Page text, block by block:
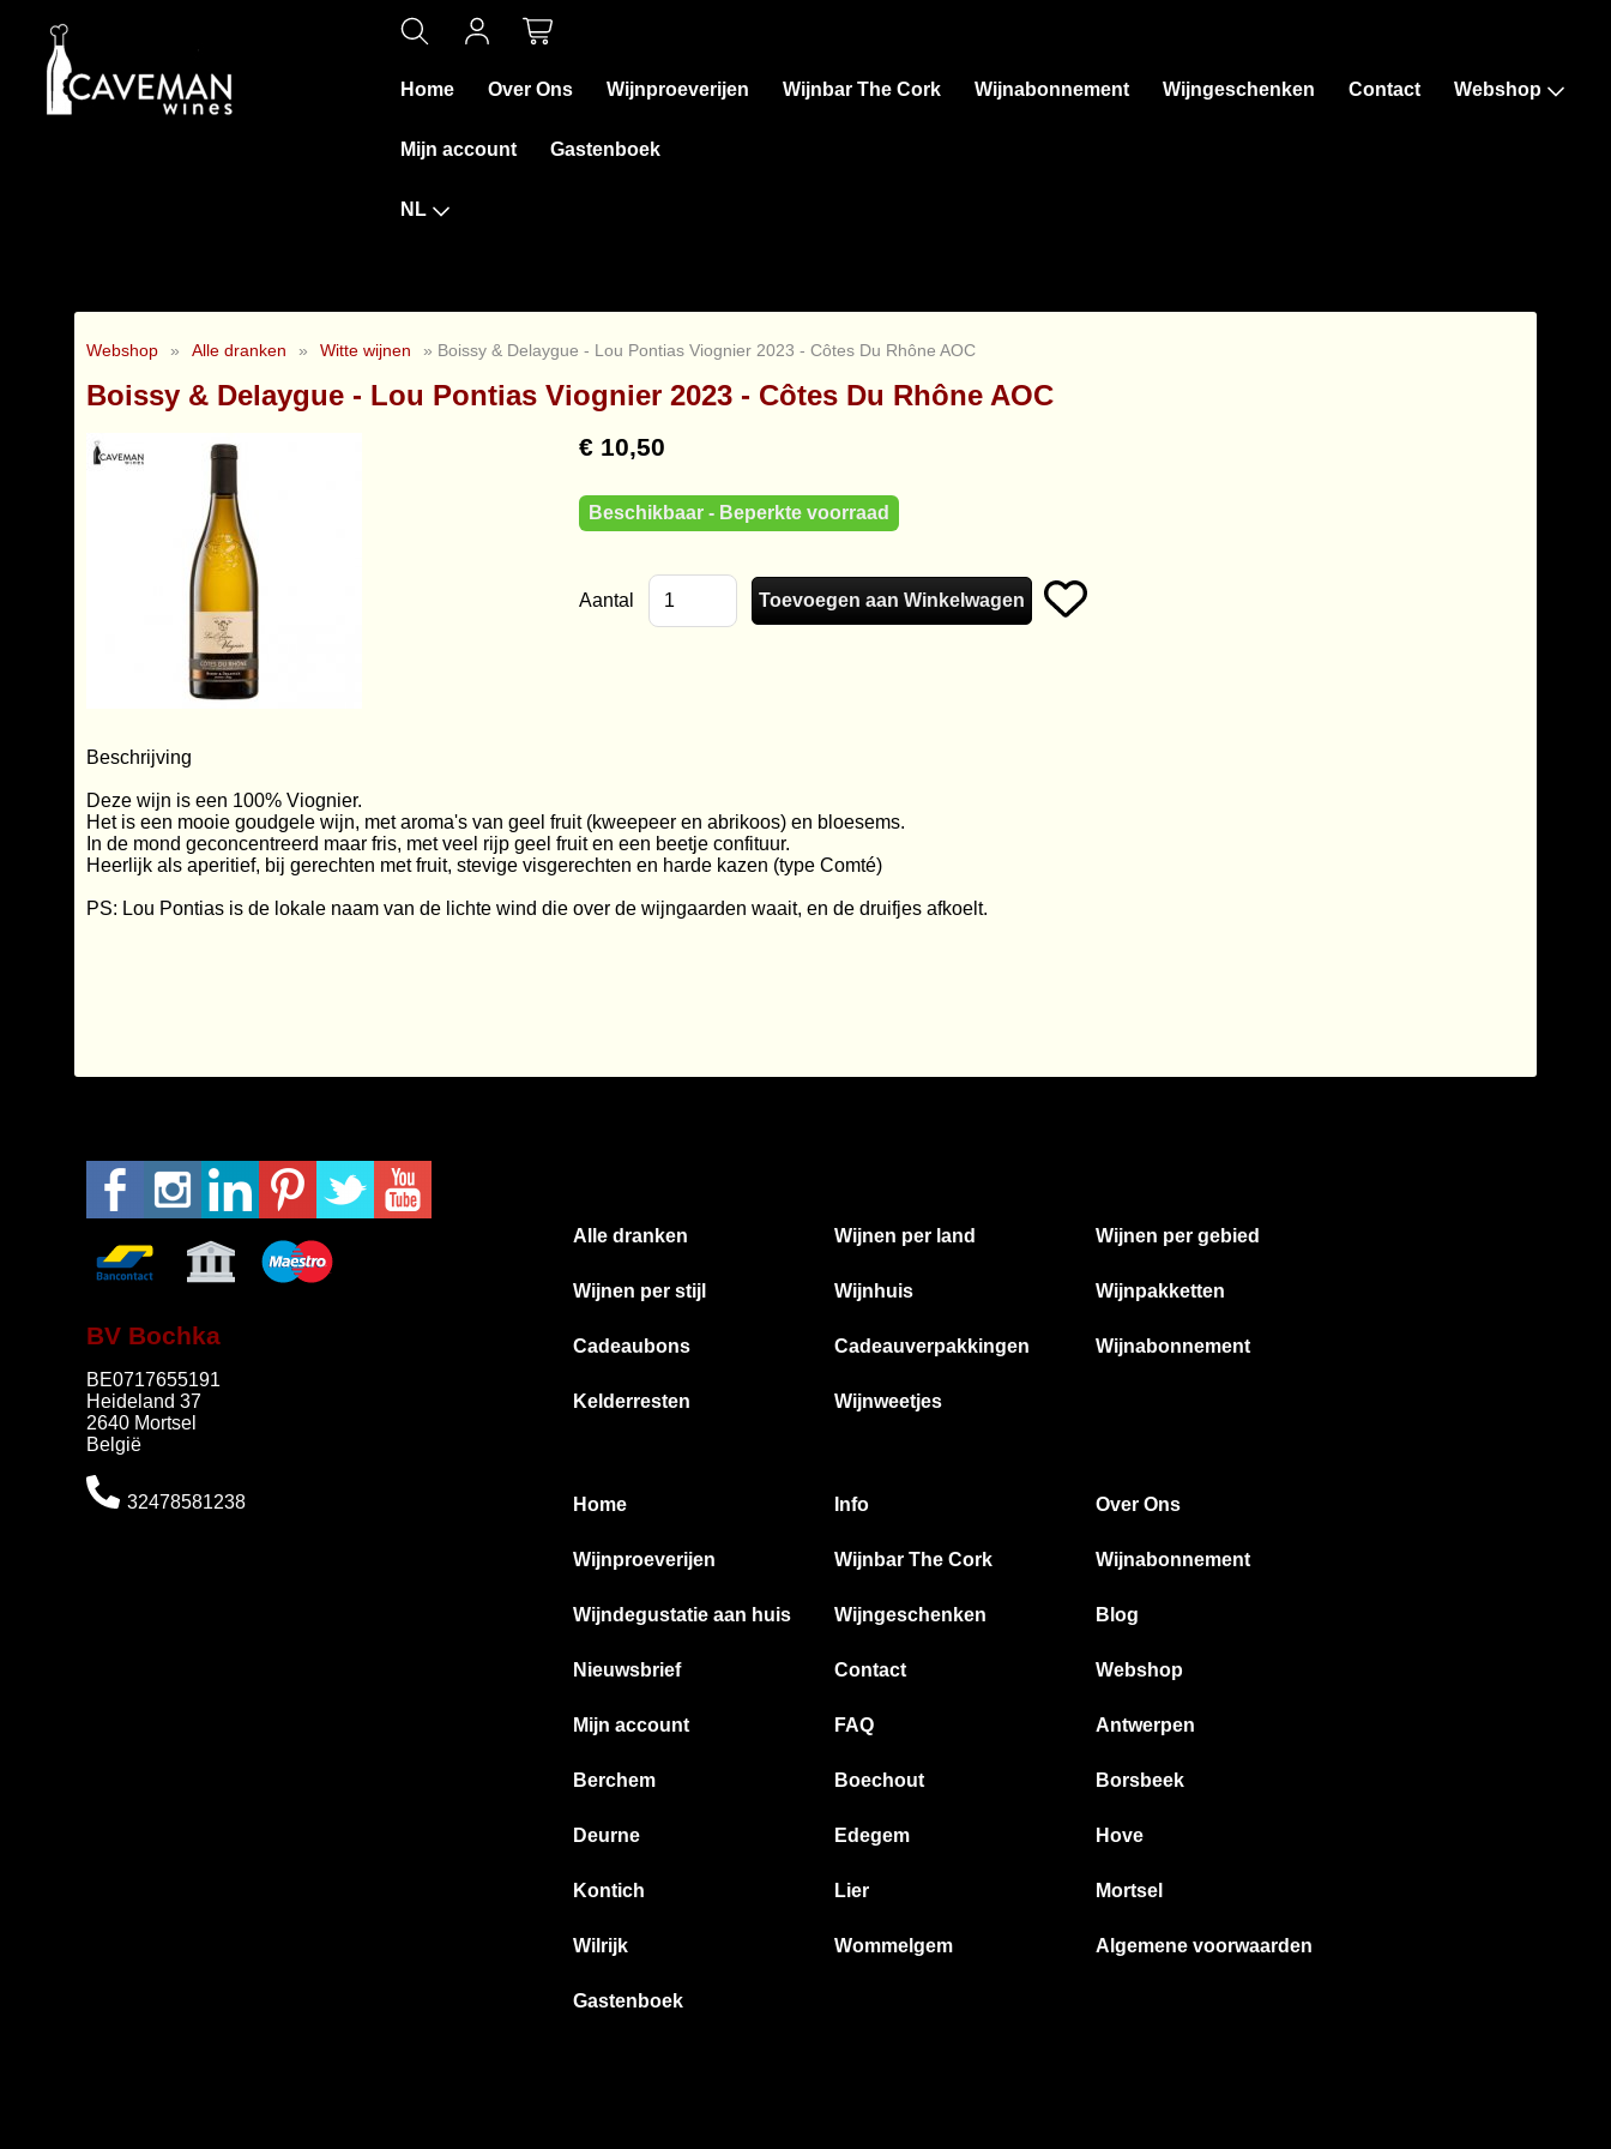
Home Over Ons Wijnproeverijen Wijnbar The Cork Wijnabonnement Wijngeschenken Contact Webshop
Mijn account Gastenboek
NL
Webshop » Alle dranken » Witte wijnen » Boissy & Delaygue - Lou Pontias Viognier 2023 - Côtes Du Rhône AOC
Boissy & Delaygue - Lou Pontias Viognier 2023 - Côtes Du Rhône AOC
€ 10,50
Beschikbaar - Beperkte voorraad
Aantal
Beschrijving
Deze wijn is een 100% Viognier.
Het is een mooie goudgele wijn, met aroma's van geel fruit (kweepeer en abrikoos) en bloesems.
In de mond geconcentreerd maar fris, met veel rijp geel fruit en een beetje confituur.
Heerlijk als aperitief, bij gerechten met fruit, stevige visgerechten en harde kazen (type Comté)
PS: Lou Pontias is de lokale naam van de lichte wind die over de wijngaarden waait, en de druifjes afkoelt.
BV Bochka
BE0717655191
Heideland 37
2640 Mortsel
België
32478581238
Alle dranken Wijnen per land Wijnen per gebied
Wijnen per stijl Wijnhuis Wijnpakketten
Cadeaubons Cadeauverpakkingen Wijnabonnement
Kelderresten Wijnweetjes
Home Info Over Ons
Wijnproeverijen Wijnbar The Cork Wijnabonnement
Wijndegustatie aan huis Wijngeschenken Blog
Nieuwsbrief Contact Webshop
Mijn account FAQ Antwerpen
Berchem Boechout Borsbeek
Deurne Edegem Hove
Kontich Lier Mortsel
Wilrijk Wommelgem Algemene voorwaarden
Gastenboek